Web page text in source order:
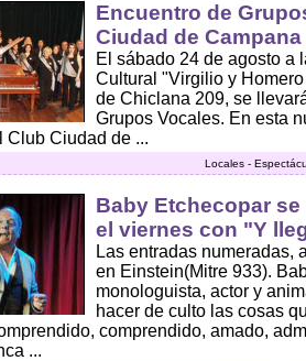
Encuentro de
Ciudad de Campana
El sábado 24 de agosto a
Cultural "Virgilio y
de Chiclana 209, se
Grupos Vocales. En esta
Club Ciudad de ...
Locales -
Baby Etchecopar
el viernes con "Y
Las entradas numeradas,
en Einstein(Mitre 933).
monologuista, actor y
hacer de culto las cosas
comprendido, amado,
...